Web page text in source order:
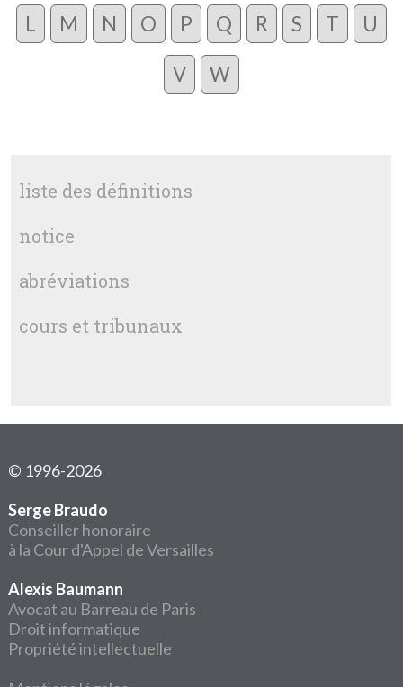
L M N O P Q R S T U
V W
liste des définitions
notice
abréviations
cours et tribunaux
© 1996-2026
Serge Braudo
Conseiller honoraire
à la Cour d'Appel de Versailles
Alexis Baumann
Avocat au Barreau de Paris
Droit informatique
Propriété intellectuelle